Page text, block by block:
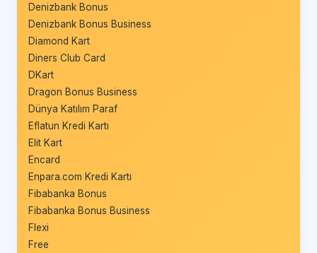
Denizbank Bonus
Denizbank Bonus Business
Diamond Kart
Diners Club Card
DKart
Dragon Bonus Business
Dünya Katılım Paraf
Eflatun Kredi Kartı
Elit Kart
Encard
Enpara.com Kredi Kartı
Fibabanka Bonus
Fibabanka Bonus Business
Flexi
Free